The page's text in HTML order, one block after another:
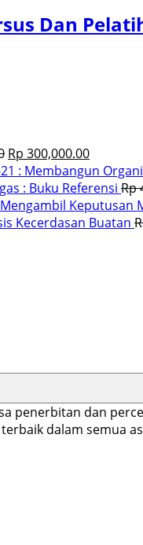
Dan
Rp 300,000.00
: Membangun
: Buku Referensi Rp
Keputusan
Kecerdasan Buatan
penerbitan dan
dalam semua